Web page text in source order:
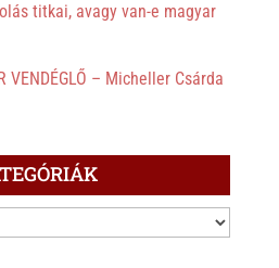
titkai, avagy van-e magyar
VENDÉGLŐ – Micheller Csárda